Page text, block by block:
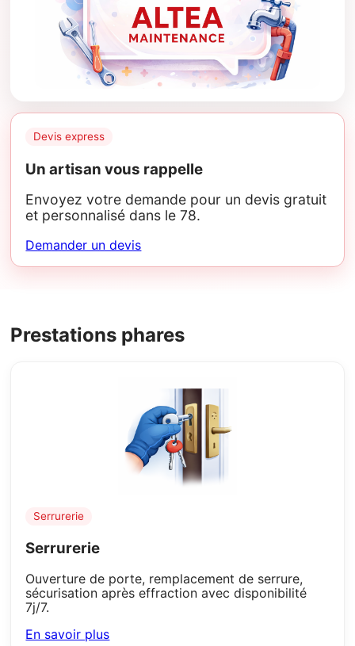
Devis express
Un artisan vous rappelle
Envoyez votre demande pour un devis gratuit
et personnalisé dans le 78.
Demander un devis
Prestations phares
Serrurerie
Serrurerie
Ouverture de porte, remplacement de serrure,
sécurisation après effraction avec disponibilité
7j/7.
En savoir plus